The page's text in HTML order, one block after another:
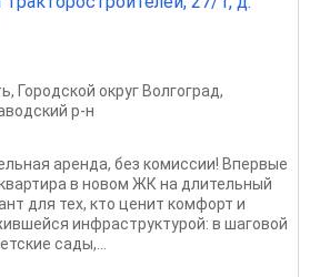
, Городской округ Волгоград,
р-н
аренда, без комиссии! Впервые
в новом ЖК на длительный
для тех, кто ценит комфорт и
инфраструктурой: в шаговой
сады,...